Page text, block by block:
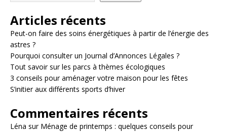
Articles récents
Peut-on faire des soins énergétiques à partir de l’énergie des
astres ?
Pourquoi consulter un Journal d’Annonces Légales ?
Tout savoir sur les parcs à thèmes écologiques
3 conseils pour aménager votre maison pour les fêtes
S’initier aux différents sports d’hiver
Commentaires récents
Léna sur Ménage de printemps : quelques conseils pour